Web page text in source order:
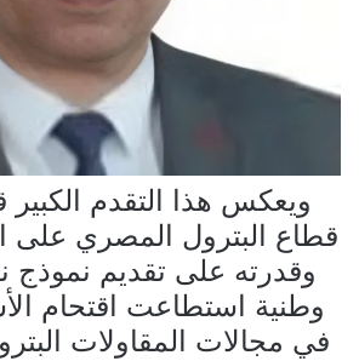
ويعكس هذا التقدم الكبير
قطاع البترول المصري على
وقدرته على تقديم نموذج
وطنية استطاعت اقتحام
في مجالات المقاولات